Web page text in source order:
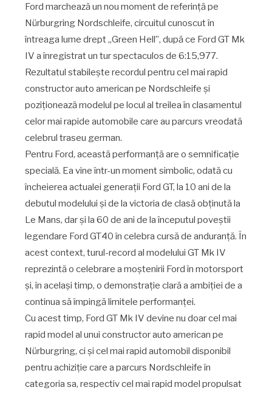
Ford marchează un nou moment de referință pe
Nürburgring Nordschleife, circuitul cunoscut în
întreaga lume drept „Green Hell”, după ce Ford GT Mk
IV a înregistrat un tur spectaculos de 6:15,977.
Rezultatul stabilește recordul pentru cel mai rapid
constructor auto american pe Nordschleife și
poziționează modelul pe locul al treilea în clasamentul
celor mai rapide automobile care au parcurs vreodată
celebrul traseu german.
Pentru Ford, această performanță are o semnificație
specială. Ea vine într-un moment simbolic, odată cu
încheierea actualei generații Ford GT, la 10 ani de la
debutul modelului și de la victoria de clasă obținută la
Le Mans, dar și la 60 de ani de la începutul poveștii
legendare Ford GT40 în celebra cursă de anduranță. În
acest context, turul-record al modelului GT Mk IV
reprezintă o celebrare a moștenirii Ford în motorsport
și, în același timp, o demonstrație clară a ambiției de a
continua să împingă limitele performanței.
Cu acest timp, Ford GT Mk IV devine nu doar cel mai
rapid model al unui constructor auto american pe
Nürburgring, ci și cel mai rapid automobil disponibil
pentru achiziție care a parcurs Nordschleife în
categoria sa, respectiv cel mai rapid model propulsat